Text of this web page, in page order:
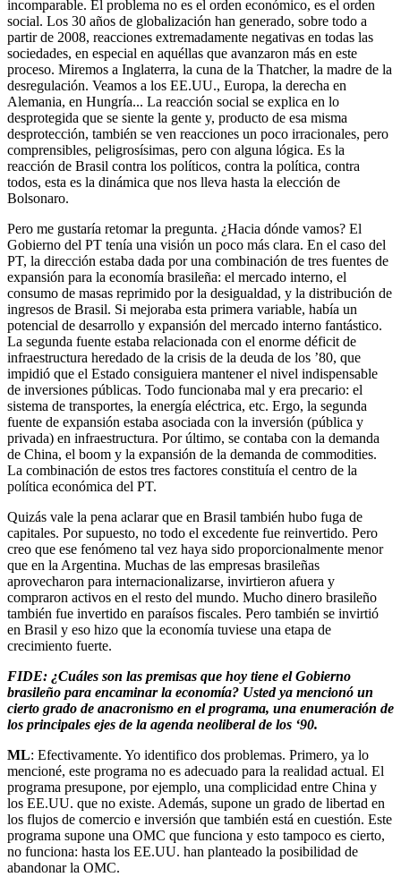
incomparable. El problema no es el orden económico, es el orden
social. Los 30 años de globalización han generado, sobre todo a
partir de 2008, reacciones extremadamente negativas en todas las
sociedades, en especial en aquéllas que avanzaron más en este
proceso. Miremos a Inglaterra, la cuna de la Thatcher, la madre de la
desregulación. Veamos a los EE.UU., Europa, la derecha en
Alemania, en Hungría... La reacción social se explica en lo
desprotegida que se siente la gente y, producto de esa misma
desprotección, también se ven reacciones un poco irracionales, pero
comprensibles, peligrosísimas, pero con alguna lógica. Es la
reacción de Brasil contra los políticos, contra la política, contra
todos, esta es la dinámica que nos lleva hasta la elección de
Bolsonaro.
Pero me gustaría retomar la pregunta. ¿Hacia dónde vamos? El
Gobierno del PT tenía una visión un poco más clara. En el caso del
PT, la dirección estaba dada por una combinación de tres fuentes de
expansión para la economía brasileña: el mercado interno, el
consumo de masas reprimido por la desigualdad, y la distribución de
ingresos de Brasil. Si mejoraba esta primera variable, había un
potencial de desarrollo y expansión del mercado interno fantástico.
La segunda fuente estaba relacionada con el enorme déficit de
infraestructura heredado de la crisis de la deuda de los ’80, que
impidió que el Estado consiguiera mantener el nivel indispensable
de inversiones públicas. Todo funcionaba mal y era precario: el
sistema de transportes, la energía eléctrica, etc. Ergo, la segunda
fuente de expansión estaba asociada con la inversión (pública y
privada) en infraestructura. Por último, se contaba con la demanda
de China, el boom y la expansión de la demanda de commodities.
La combinación de estos tres factores constituía el centro de la
política económica del PT.
Quizás vale la pena aclarar que en Brasil también hubo fuga de
capitales. Por supuesto, no todo el excedente fue reinvertido. Pero
creo que ese fenómeno tal vez haya sido proporcionalmente menor
que en la Argentina. Muchas de las empresas brasileñas
aprovecharon para internacionalizarse, invirtieron afuera y
compraron activos en el resto del mundo. Mucho dinero brasileño
también fue invertido en paraísos fiscales. Pero también se invirtió
en Brasil y eso hizo que la economía tuviese una etapa de
crecimiento fuerte.
FIDE: ¿Cuáles son las premisas que hoy tiene el Gobierno
brasileño para encaminar la economía? Usted ya mencionó un
cierto grado de anacronismo en el programa, una enumeración de
los principales ejes de la agenda neoliberal de los ‘90.
ML: Efectivamente. Yo identifico dos problemas. Primero, ya lo
mencioné, este programa no es adecuado para la realidad actual. El
programa presupone, por ejemplo, una complicidad entre China y
los EE.UU. que no existe. Además, supone un grado de libertad en
los flujos de comercio e inversión que también está en cuestión. Este
programa supone una OMC que funciona y esto tampoco es cierto,
no funciona: hasta los EE.UU. han planteado la posibilidad de
abandonar la OMC.